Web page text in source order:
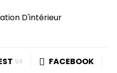
D'intérieur
94
FACEBOOK